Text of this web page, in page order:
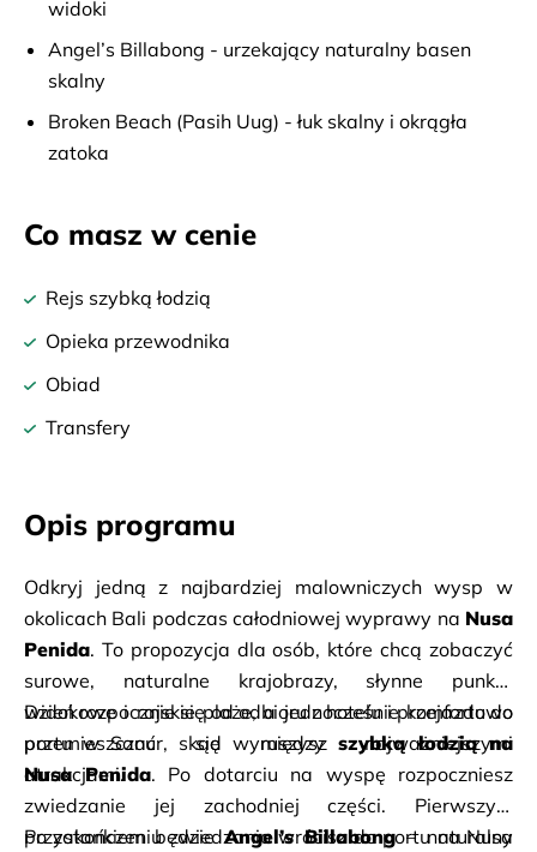
widoki
Angel’s Billabong - urzekający naturalny basen
skalny
Broken Beach (Pasih Uug) - łuk skalny i okrągła
zatoka
Co masz w cenie
Rejs szybką łodzią
Opieka przewodnika
Obiad
Transfery
Opis programu
Odkryj jedną z najbardziej malowniczych wysp w
okolicach Bali podczas całodniowej wyprawy na Nusa
Penida. To propozycja dla osób, które chcą zobaczyć
surowe, naturalne krajobrazy, słynne punkty
widokowe i rajskie plaże, a jednocześnie komfortowo
przemieszczać się między najważniejszymi
atrakcjami.
Dzień rozpocznie się od odbioru z hotelu i przejazdu do
portu w Sanur, skąd wyruszysz szybką łodzią na
Nusa Penida. Po dotarciu na wyspę rozpoczniesz
zwiedzanie jej zachodniej części. Pierwszym
przystankiem będzie Angel’s Billabong – naturalny
Po zakończeniu zwiedzania wrócisz do portu na Nusa